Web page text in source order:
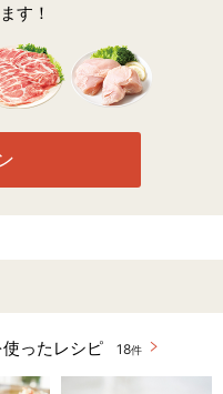
す！
使ったレシピ 18件